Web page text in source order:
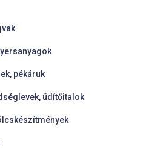
pékáruk
üdítőitalok